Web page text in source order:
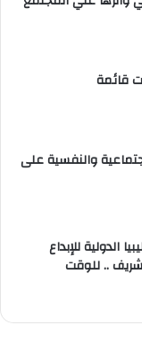
قائمة
والنفسية على
الدولية للإبداع
.. للوقت